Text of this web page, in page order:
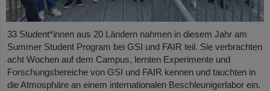
33 Student*innen aus 20 Ländern nahmen in diesem Jahr am
Summer Student Program bei GSI und FAIR teil. Sie verbrachten
acht Wochen auf dem Campus, lernten Experimente und
Forschungsbereiche von GSI und FAIR kennen und tauchten in
die Atmosphäre an einem internationalen Beschleunigerlabor ein.